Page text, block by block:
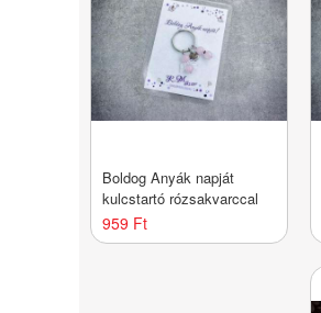
Boldog Anyák napját
kulcstartó rózsakvarccal
959 Ft